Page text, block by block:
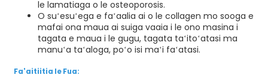
le lamatiaga o le osteoporosis.
O suʻesuʻega e faʻaalia ai o le collagen mo sooga e
mafai ona maua ai suiga vaaia i le ono masina i
tagata e maua i le gugu, tagata taʻitoʻatasi ma
manuʻa taʻaloga, poʻo isi maʻi faʻatasi.
Fa'aitiitia le Fua: